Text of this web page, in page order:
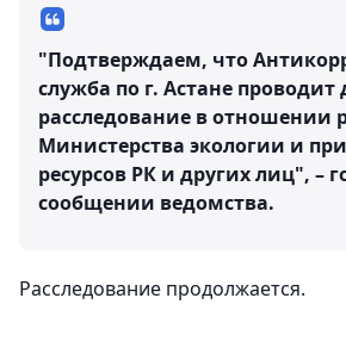
"Подтверждаем, что
служба по г. Астане проводит
расследование в отношении
Министерства экологии и
ресурсов РК и других лиц", –
сообщении ведомства.
Расследование продолжается.